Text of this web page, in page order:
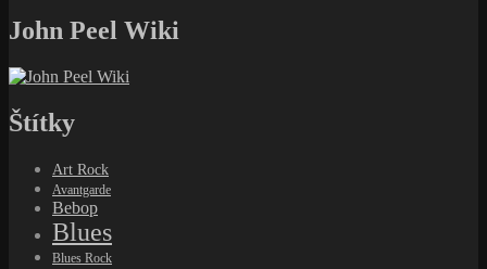
John Peel Wiki
Štítky
Art Rock
Avantgarde
Bebop
Blues
Blues Rock